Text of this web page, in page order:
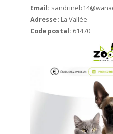
Email:
Adresse: La Vallée
Code postal: 61470